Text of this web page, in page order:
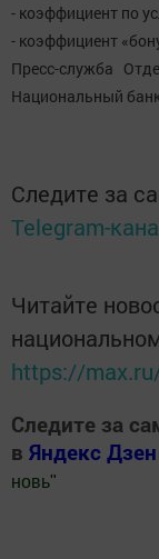
- коэффициент по
- коэффициент
Пресс-служба
Национальный
Следите за
Telegram-
Читайте
https://
Следите за
в Яндекс Дзен
новь"